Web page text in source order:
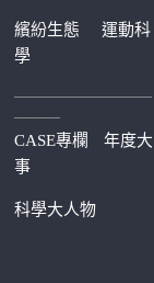
繽紛生態運動科
學
—————————
———
CASE專欄
年度大
事
科學大人物